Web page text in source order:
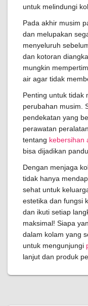
untuk melindungi
Pada akhir musim
dan melupakan
menyeluruh
dan kotoran
mungkin
air agar tidak
Penting untuk tidak
perubahan musim.
pendekatan yang
perawatan
tentang kebersihan
bisa dijadikan
Dengan menjaga
tidak hanya
sehat untuk
estetika dan fungsi
dan ikuti setiap
maksimal! Siapa
dalam kolam yang
untuk mengunjungi
lanjut dan produk